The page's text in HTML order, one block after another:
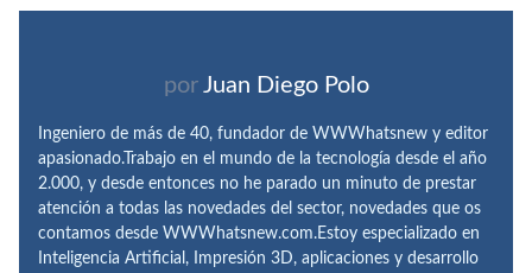
por Juan Diego Polo
Ingeniero de más de 40, fundador de WWWhatsnew y editor
apasionado.Trabajo en el mundo de la tecnología desde el año
2.000, y desde entonces no he parado un minuto de prestar
atención a todas las novedades del sector, novedades que os
contamos desde WWWhatsnew.com.Estoy especializado en
Inteligencia Artificial, Impresión 3D, aplicaciones y desarrollo